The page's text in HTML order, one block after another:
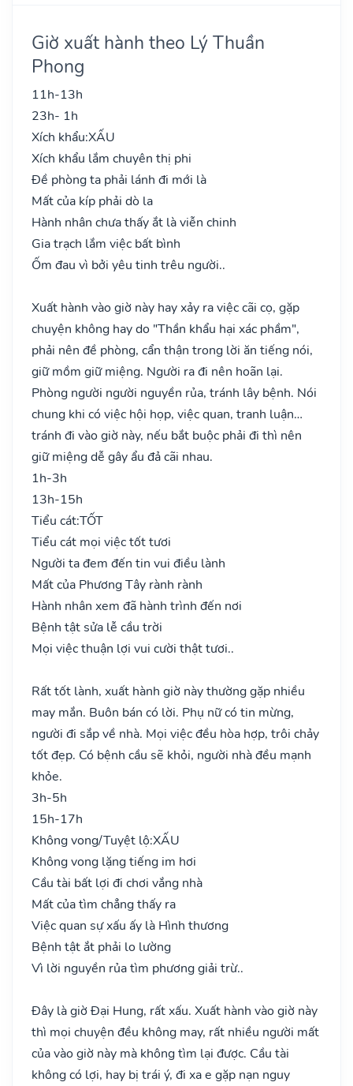
Giờ xuất hành theo Lý Thuần
Phong
11h-13h
23h- 1h
Xích khẩu:XẤU
Xích khẩu lắm chuyên thị phi
Đề phòng ta phải lánh đi mới là
Mất của kíp phải dò la
Hành nhân chưa thấy ắt là viễn chinh
Gia trạch lắm việc bất bình
Ốm đau vì bởi yêu tinh trêu người..
Xuất hành vào giờ này hay xảy ra việc cãi cọ, gặp
chuyện không hay do "Thần khẩu hại xác phầm",
phải nên đề phòng, cẩn thận trong lời ăn tiếng nói,
giữ mồm giữ miệng. Người ra đi nên hoãn lại.
Phòng người người nguyền rủa, tránh lây bệnh. Nói
chung khi có việc hội họp, việc quan, tranh luận…
tránh đi vào giờ này, nếu bắt buộc phải đi thì nên
giữ miệng dễ gây ẩu đả cãi nhau.
1h-3h
13h-15h
Tiểu cát:TỐT
Tiểu cát mọi việc tốt tươi
Người ta đem đến tin vui điều lành
Mất của Phương Tây rành rành
Hành nhân xem đã hành trình đến nơi
Bệnh tật sửa lễ cầu trời
Mọi việc thuận lợi vui cười thật tươi..
Rất tốt lành, xuất hành giờ này thường gặp nhiều
may mắn. Buôn bán có lời. Phụ nữ có tin mừng,
người đi sắp về nhà. Mọi việc đều hòa hợp, trôi chảy
tốt đẹp. Có bệnh cầu sẽ khỏi, người nhà đều mạnh
khỏe.
3h-5h
15h-17h
Không vong/Tuyệt lộ:XẤU
Không vong lặng tiếng im hơi
Cầu tài bất lợi đi chơi vắng nhà
Mất của tìm chẳng thấy ra
Việc quan sự xấu ấy là Hình thương
Bệnh tật ắt phải lo lường
Vì lời nguyền rủa tìm phương giải trừ..
Đây là giờ Đại Hung, rất xấu. Xuất hành vào giờ này
thì mọi chuyện đều không may, rất nhiều người mất
của vào giờ này mà không tìm lại được. Cầu tài
không có lợi, hay bị trái ý, đi xa e gặp nạn nguy